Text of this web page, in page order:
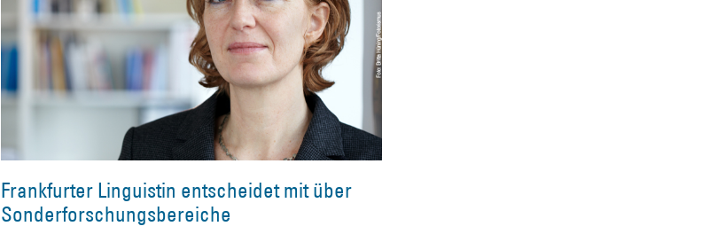
Frankfurter Linguistin entscheidet mit über
Sonderforschungsbereiche